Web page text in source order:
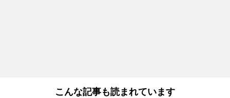
こんな記事も読まれています